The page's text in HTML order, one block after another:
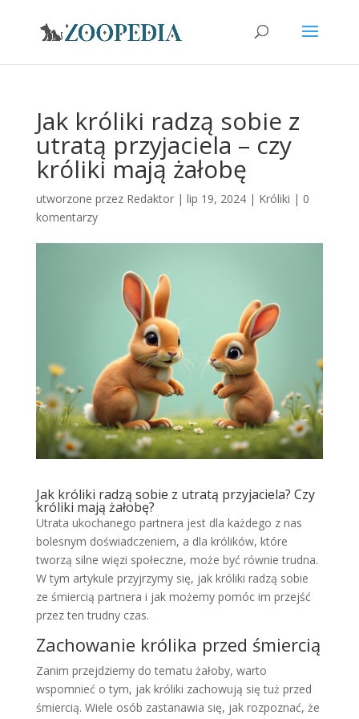
Jak króliki radzą sobie z
utratą przyjaciela – czy
króliki mają żałobę
utworzone przez Redaktor| lip 19, 2024| Króliki | 0
komentarzy
Jak króliki radzą sobie z utratą przyjaciela? Czy
króliki mają żałobę?
Utrata ukochanego partnera jest dla każdego z nas
bolesnym doświadczeniem, a dla królików, które
tworzą silne więzi społeczne, może być równie trudna.
W tym artykule przyjrzymy się, jak króliki radzą sobie
ze śmiercią partnera i jak możemy pomóc im przejść
przez ten trudny czas.
Zachowanie królika przed śmiercią
Zanim przejdziemy do tematu żałoby, warto
wspomnieć o tym, jak króliki zachowują się tuż przed
śmiercią. Wiele osób zastanawia się, jak rozpoznać, że